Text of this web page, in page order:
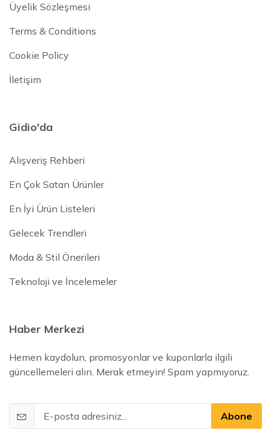
Üyelik Sözleşmesi
Terms & Conditions
Cookie Policy
İletişim
Gidio'da
Alışveriş Rehberi
En Çok Satan Ürünler
En İyi Ürün Listeleri
Gelecek Trendleri
Moda & Stil Önerileri
Teknoloji ve İncelemeler
Haber Merkezi
Hemen kaydolun, promosyonlar ve kuponlarla ilgili
güncellemeleri alın. Merak etmeyin! Spam yapmıyoruz.
Abone